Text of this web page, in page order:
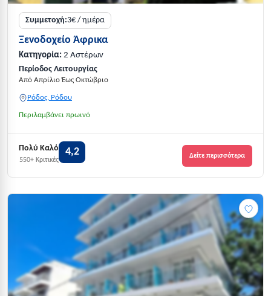
Συμμετοχή:3€ / ημέρα
Ξενοδοχείο Άφρικα
Κατηγορία: 2 Αστέρων
Περίοδος Λειτουργίας
Από Απρίλιο Έως Οκτώβριο
Ρόδος, Ρόδου
Περιλαμβάνει πρωινό
Πολύ Καλό
550+ Κριτικές
4,2 Δείτε περισσότερα